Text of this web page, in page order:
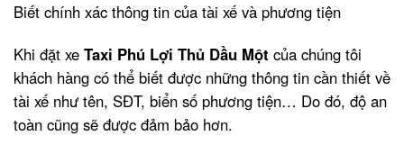
Biết chính xác thông tin của tài xế và phương tiện
Khi đặt xe Taxi Phú Lợi Thủ Dầu Một của chúng tôi
khách hàng có thể biết được những thông tin cần thiết về
tài xế như tên, SĐT, biển số phương tiện… Do đó, độ an
toàn cũng sẽ được đảm bảo hơn.